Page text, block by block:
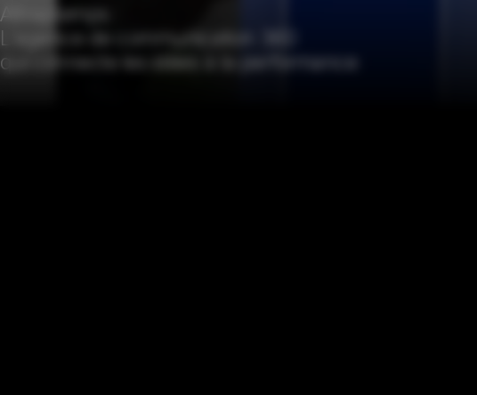
Attraptemps :
L'agence de communication 360
qui connecte les idées à la performance